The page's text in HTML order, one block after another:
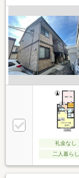
礼金なし
二人暮らし